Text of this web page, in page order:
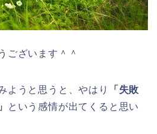
ございます＾＾
ようと思うと、やはり
「失敗
という感情が出てくると思い